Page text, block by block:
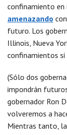
confinamiento en
amenazando
futuro. Los
Illinois, Nueva
confinamientos si
(Sólo dos
impondrán
gobernador Ron
volveremos a
Mientras tanto,